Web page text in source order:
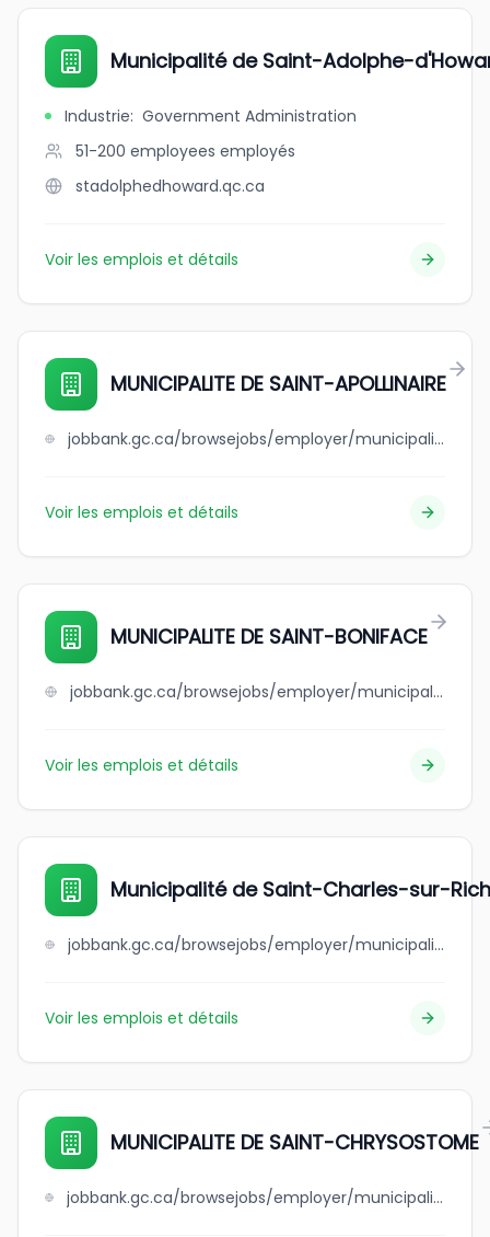
Municipalité de Saint-Adolphe-
Industrie: Government Administration
51-200 employees employés
stadolphedhoward.qc.ca
Voir les emplois et détails
MUNICIPALITE DE SAINT-APOLLINAIRE
jobbank.gc.ca/browsejobs/employer/municipalite+de+++++++++++++++saint-apollinaire/ca
Voir les emplois et détails
MUNICIPALITE DE SAINT-BONIFACE
jobbank.gc.ca/browsejobs/employer/municipalite+de+saint-boniface/ca
Voir les emplois et détails
Municipalité de Saint-Charles-sur-
jobbank.gc.ca/browsejobs/employer/municipalit%C3%A9+de+saint-charles-sur-richelieu/ca
Voir les emplois et détails
MUNICIPALITE DE SAINT-CHRYSOSTOME
jobbank.gc.ca/browsejobs/employer/municipalite+de+++++++++++++++saint-chrysostome/ca